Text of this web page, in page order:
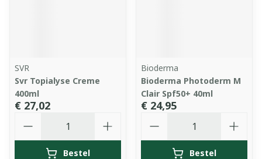
SVR
Svr Topialyse Creme
400ml
€ 27,02
Bestel
Bioderma
Bioderma Photoderm M
Clair Spf50+ 40ml
€ 24,95
Bestel